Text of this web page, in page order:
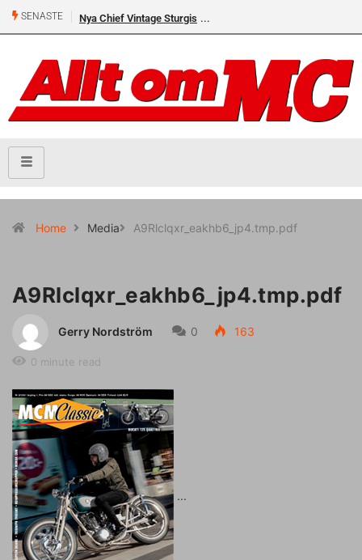
SENASTE Nya Chief Vintage Sturgis
Home Media A9Rlclqxr_eakhb6_jp4.tmp.pdf
A9Rlclqxr_eakhb6_jp4.tmp.pdf
Gerry Nordström 0 163
0 minute read